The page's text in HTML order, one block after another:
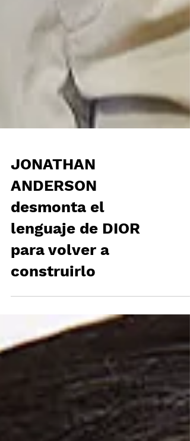
JONATHAN
ANDERSON
desmonta el
lenguaje de DIOR
para volver a
construirlo